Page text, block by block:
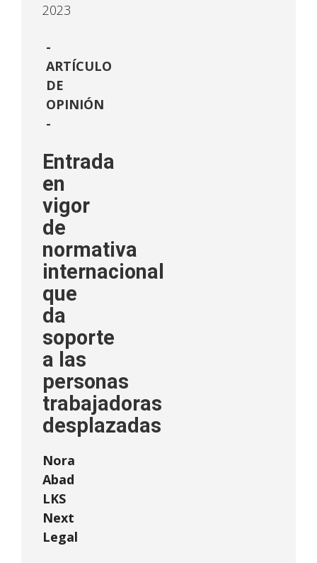
2023
ARTÍCULO
DE
OPINIÓN
-
Entrada
en
vigor
de
normativa
internacional
que
da
soporte
a las
personas
trabajadoras
desplazadas
Nora
Abad
LKS
Next
Legal